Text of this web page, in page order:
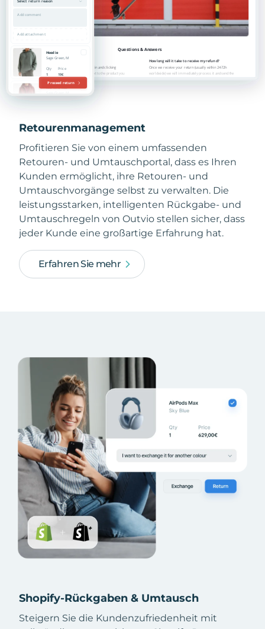
Retourenmanagement
Profitieren Sie von einem umfassenden
Retouren- und Umtauschportal, dass es Ihren
Kunden ermöglicht, ihre Retouren- und
Umtauschvorgänge selbst zu verwalten. Die
leistungsstarken, intelligenten Rückgabe- und
Umtauschregeln von Outvio stellen sicher, dass
jeder Kunde eine großartige Erfahrung hat.
Erfahren Sie mehr
Shopify-Rückgaben & Umtausch
Steigern Sie die Kundenzufriedenheit mit